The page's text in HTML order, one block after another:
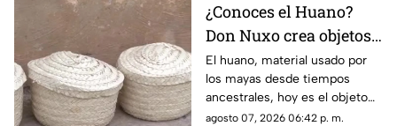
¿Conoces el Huano?
Don Nuxo crea objetos
a partir de este material
ancestral en Yucatán
(+Video)
El huano, material usado por
los mayas desde tiempos
ancestrales, hoy es el objeto
de trabajo para don Nuxo.
agosto 07, 2026 06:42 p. m.